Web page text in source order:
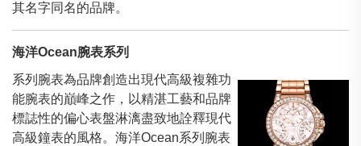
其名字同名的品牌。
海洋Ocean腕表系列
系列腕表為品牌創造出現代高級複雜功
能腕表的巔峰之作，以精湛工藝和品牌
標誌性的偏心表盤淋漓盡致地詮釋現代
高級鐘表的風格。海洋Ocean系列腕表